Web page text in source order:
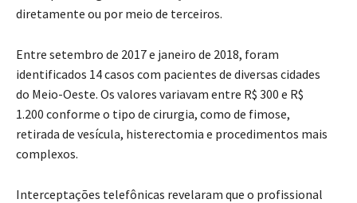
diretamente ou por meio de terceiros.
Entre setembro de 2017 e janeiro de 2018, foram
identificados 14 casos com pacientes de diversas cidades
do Meio-Oeste. Os valores variavam entre R$ 300 e R$
1.200 conforme o tipo de cirurgia, como de fimose,
retirada de vesícula, histerectomia e procedimentos mais
complexos.
Interceptações telefônicas revelaram que o profissional